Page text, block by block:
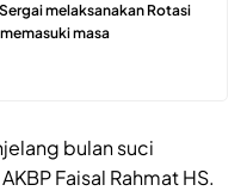
melaksanakan Rotasi
masa
bulan suci
Faisal Rahmat HS.